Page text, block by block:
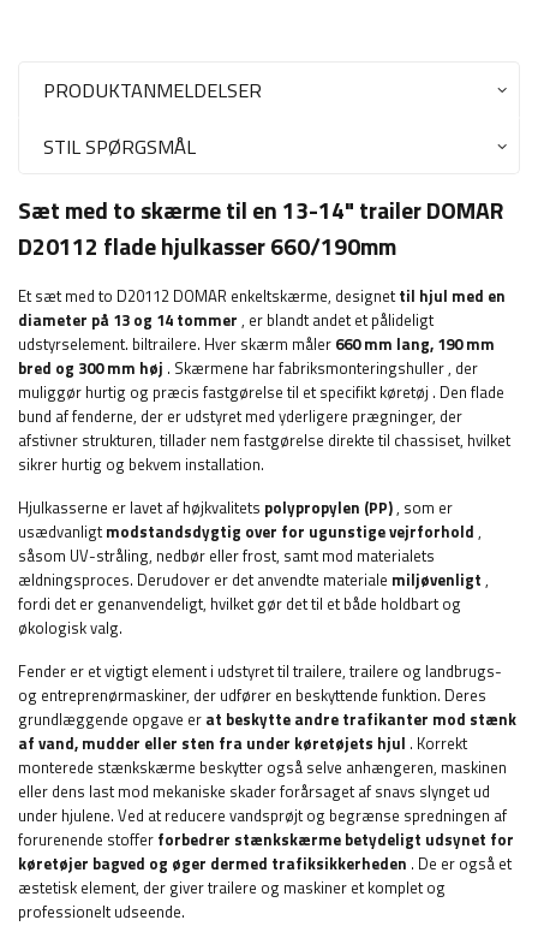
PRODUKTANMELDELSER
STIL SPØRGSMÅL
Sæt med to skærme til en 13-14" trailer DOMAR
D20112 flade hjulkasser 660/190mm
Et sæt med to D20112 DOMAR enkeltskærme, designettil hjul med en
diameter på 13 og 14 tommer , er blandt andet et pålideligt
udstyrselement. biltrailere. Hver skærm måler 660 mm lang, 190 mm
bred og 300 mm høj . Skærmene har fabriksmonteringshuller, der
muliggør hurtig og præcis fastgørelse til et specifikt køretøj . Den flade
bund af fenderne, der er udstyret med yderligere prægninger, der
afstivner strukturen, tillader nem fastgørelse direkte til chassiset, hvilket
sikrer hurtig og bekvem installation.
Hjulkasserne er lavet af højkvalitets polypropylen (PP), som er
usædvanligtmodstandsdygtig over for ugunstige vejrforhold ,
såsom UV-stråling, nedbør eller frost, samt mod materialets
ældningsproces. Derudover er det anvendte materiale miljøvenligt ,
fordi det er genanvendeligt, hvilket gør det til et både holdbart og
økologisk valg.
Fender er et vigtigt element i udstyret til trailere, trailere og landbrugs-
og entreprenørmaskiner, der udfører en beskyttende funktion. Deres
grundlæggende opgave er at beskytte andre trafikanter mod stænk
af vand, mudder eller sten fra under køretøjets hjul . Korrekt
monterede stænkskærme beskytter også selve anhængeren, maskinen
eller dens last mod mekaniske skader forårsaget af snavs slynget ud
under hjulene. Ved at reducere vandsprøjt og begrænse spredningen af ​​
forurenende stoffer forbedrer stænkskærme betydeligt udsynet for
køretøjer bagved og øger dermed trafiksikkerheden . De er også et
æstetisk element, der giver trailere og maskiner et komplet og
professionelt udseende.